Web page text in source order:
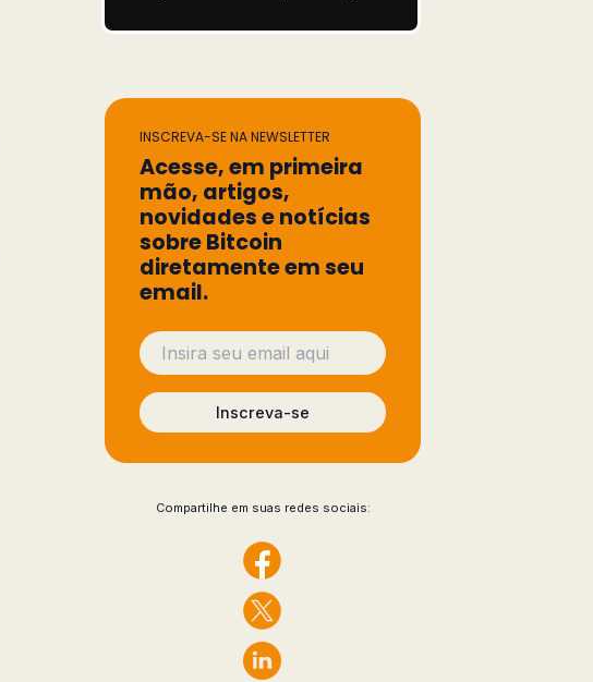
INSCREVA-SE NA NEWSLETTER
Acesse, em primeira
mão, artigos,
novidades e notícias
sobre Bitcoin
diretamente em seu
email.
Inscreva-se
Compartilhe em suas redes sociais: